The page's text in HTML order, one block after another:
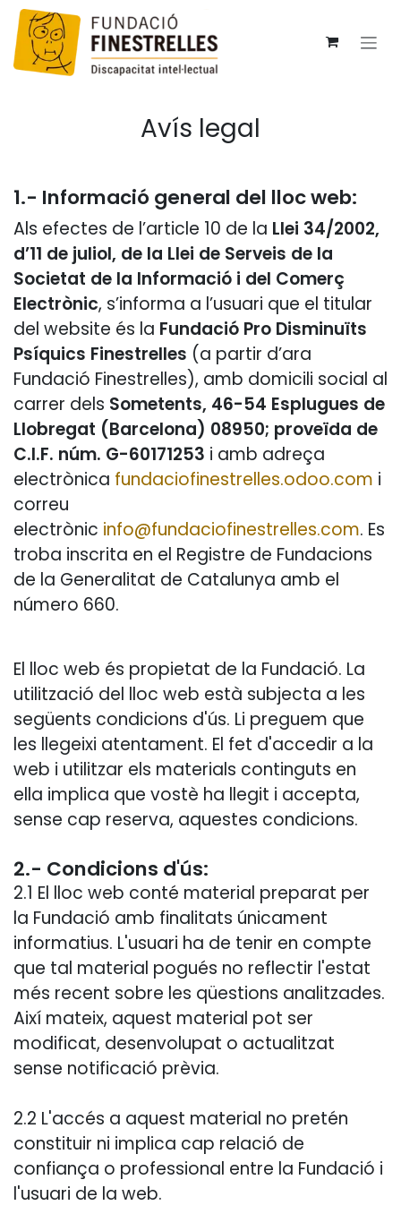
Ir al contenido
Avís legal
1.- Informació general del lloc web:
Als efectes de l’article 10 de la Llei 34/2002,
d’11 de juliol, de la Llei de Serveis de la
Societat de la Informació i del Comerç
Electrònic, s’informa a l’usuari que el titular
del website és la Fundació Pro Disminuïts
Psíquics Finestrelles (a partir d’ara
Fundació Finestrelles), amb domicili social al
carrer dels Sometents, 46-54 Esplugues de
Llobregat (Barcelona) 08950; proveïda de
C.I.F. núm. G-60171253 i amb adreça
electrònica fundaciofinestrelles.odoo.com i
correu
electrònic info@fundaciofinestrelles.com. Es
troba inscrita en el Registre de Fundacions
de la Generalitat de Catalunya amb el
número 660.
El lloc web és propietat de la Fundació. La
utilització del lloc web està subjecta a les
següents condicions d'ús. Li preguem que
les llegeixi atentament. El fet d'accedir a la
web i utilitzar els materials continguts en
ella implica que vostè ha llegit i accepta,
sense cap reserva, aquestes condicions.
2.- Condicions d'ús:
2.1 El lloc web conté material preparat per
la Fundació amb finalitats únicament
informatius. L'usuari ha de tenir en compte
que tal material pogués no reflectir l'estat
més recent sobre les qüestions analitzades.
Així mateix, aquest material pot ser
modificat, desenvolupat o actualitzat
sense notificació prèvia.
2.2 L'accés a aquest material no pretén
constituir ni implica cap relació de
confiança o professional entre la Fundació i
l'usuari de la web.